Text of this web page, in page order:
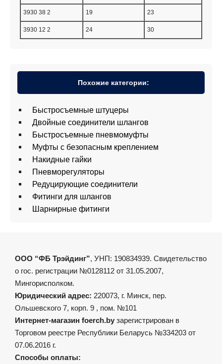
3930 38 2 19 23
3930 12 2 24 30
Похожие категории:
Быстросъeмные штуцеры
Двойные соединители шлангов
Быстросъемные пневмомуфты
Муфты с безопасным креплением
Накидные гайки
Пневморегуляторы
Редуцирующие соединители
Фитинги для шлангов
Шарнирные фитинги
ООО “ФБ Трэйдинг”, УНП: 190834939. Свидетельство
о гос. регистрации №0128112 от 31.05.2007,
Мингорисполком.
Юридический адрес: 220073, г. Минск, пер.
Ольшевского 7, корп. 9 , пом. №101
Интернет-магазин foerch.by зарегистрирован в
Торговом реестре Республики Беларусь №334203 от
07.06.2016 г.
Способы оплаты: